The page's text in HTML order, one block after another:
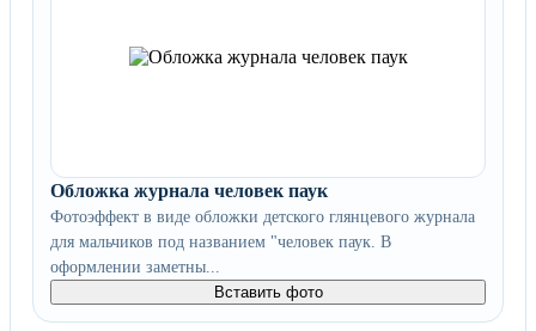
Обложка журнала человек паук
Фотоэффект в виде обложки детского глянцевого журнала
для мальчиков под названием "человек паук. В
оформлении заметны...
Вставить фото